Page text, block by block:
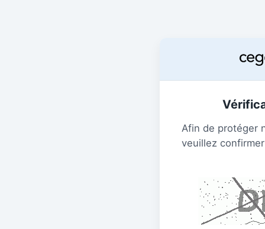
Afin de protéger
veuillez